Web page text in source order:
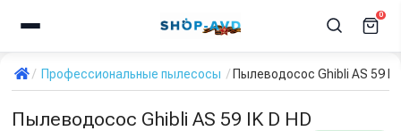
0
Профессиональные пылесосы Пылеводосос Ghibli AS 59 IK
Пылеводосос Ghibli AS 59 IK D HD